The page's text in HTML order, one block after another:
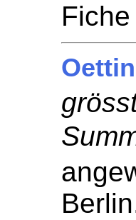
Fiche